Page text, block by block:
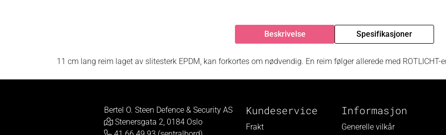
Beskrivelse Spesifikasjoner
11 cm lang reim laget av slitesterk EPDM, kan forkortes om nødvendig. En reim følger allerede med ROTLICHT-
Bertel O. Steen Defence & Security AS
Stenersgata 2, 0184 Oslo
Kundeservice
Frakt
Informasjon
Generelle vilkår